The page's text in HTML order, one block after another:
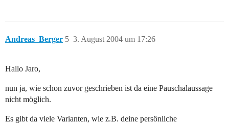
Andreas_Berger 3. August 2004 um 17:26
5
Hallo Jaro,
nun ja, wie schon zuvor geschrieben ist da eine Pauschalaussage
nicht möglich.
Es gibt da viele Varianten, wie z.B. deine persönliche